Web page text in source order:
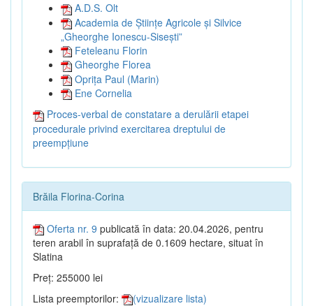
A.D.S. Olt
Academia de Științe Agricole și Silvice
„Gheorghe Ionescu-Sisești”
Feteleanu Florin
Gheorghe Florea
Oprița Paul (Marin)
Ene Cornelia
Proces-verbal de constatare a derulării etapei
procedurale privind exercitarea dreptului de
preempțiune
Brăila Florina-Corina
Oferta nr. 9 publicată în data: 20.04.2026, pentru
teren arabil în suprafață de 0.1609 hectare, situat în
Slatina
Preț: 255000 lei
Lista preemptorilor:
(vizualizare lista)